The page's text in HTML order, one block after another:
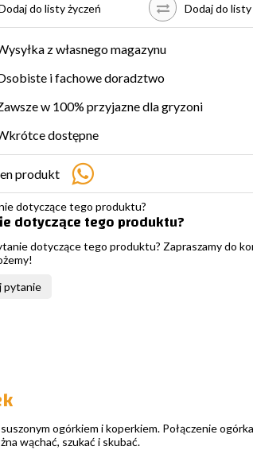
do listy życzeń Dodaj do
z własnego magazynu
i fachowe doradztwo
w 100% przyjazne dla gryzoni
dostępne
produkt
dotyczące tego produktu?
dotyczące tego produktu? Zapraszamy do
pytanie
ogórkiem i koperkiem. Połączenie
wąchać, szukać i skubać.